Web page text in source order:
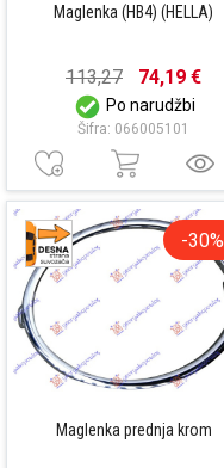
Maglenka (HB4) (HELLA)
113,27 74,19 €
Po narudžbi
Šifra: 066005101
-30%
Maglenka prednja krom